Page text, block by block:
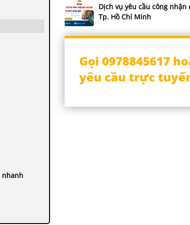
nhanh
Dịch vụ yêu cầu công nhận
Tp. Hồ Chí Minh
Gọi 0978845617
yêu cầu trực